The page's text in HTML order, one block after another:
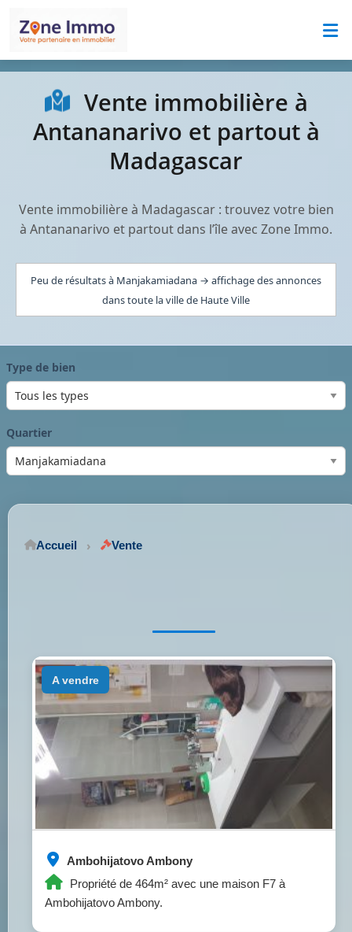
Vente immobilière à
Antananarivo et partout à
Madagascar
Vente immobilière à Madagascar : trouvez votre bien
à Antananarivo et partout dans l’île avec Zone Immo.
Peu de résultats à Manjakamiadana → affichage des annonces
dans toute la ville de Haute Ville
Type de bien
Quartier
Accueil Vente
Ambohijatovo Ambony
Propriété de 464m² avec une maison F7 à
Ambohijatovo Ambony.
a vendre